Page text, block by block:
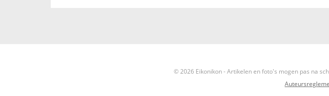
© 2026 Eikonikon - Artikelen en foto's mogen pas na